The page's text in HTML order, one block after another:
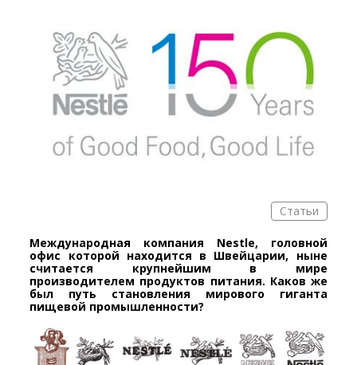
Статьи
Международная компания Nestle, головной
офис которой находится в Швейцарии, ныне
считается крупнейшим в мире
производителем продуктов питания. Каков же
был путь становления мирового гиганта
пищевой промышленности?